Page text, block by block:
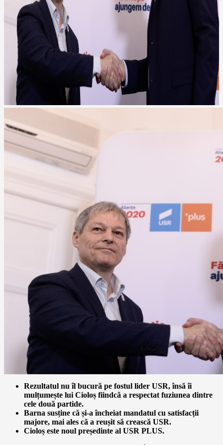
Rezultatul nu îl bucură pe fostul lider USR, însă îi
mulțumește lui Cioloș fiindcă a respectat fuziunea dintre
cele două partide.
Barna susține că și-a încheiat mandatul cu satisfacții
majore, mai ales că a reușit să crească USR.
Cioloș este noul președinte al USR PLUS.